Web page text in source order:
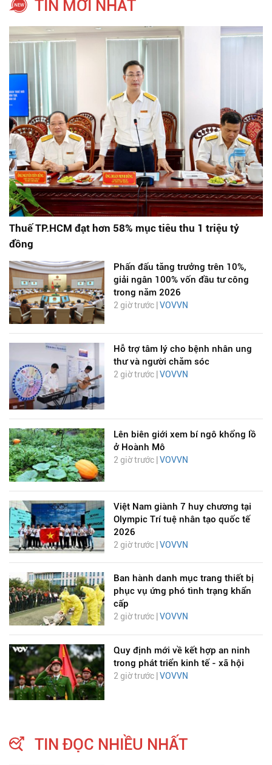
TIN MỚI NHẤT
Thuế TP.HCM đạt hơn 58% mục tiêu thu 1 triệu tỷ
đồng
Phấn đấu tăng trưởng trên 10%,
giải ngân 100% vốn đầu tư công
trong năm 2026
2 giờ trước | VOVVN
Hỗ trợ tâm lý cho bệnh nhân ung
thư và người chăm sóc
2 giờ trước | VOVVN
Lên biên giới xem bí ngô khổng lồ
ở Hoành Mô
2 giờ trước | VOVVN
Việt Nam giành 7 huy chương tại
Olympic Trí tuệ nhân tạo quốc tế
2026
2 giờ trước | VOVVN
Ban hành danh mục trang thiết bị
phục vụ ứng phó tình trạng khẩn
cấp
2 giờ trước | VOVVN
Quy định mới về kết hợp an ninh
trong phát triển kinh tế - xã hội
2 giờ trước | VOVVN
TIN ĐỌC NHIỀU NHẤT